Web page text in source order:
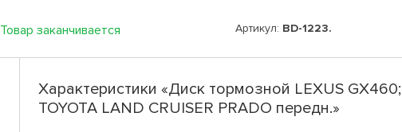
Товар заканчивается Артикул: BD-1223.
Характеристики «Диск тормозной LEXUS GX460;
TOYOTA LAND CRUISER PRADO передн.»